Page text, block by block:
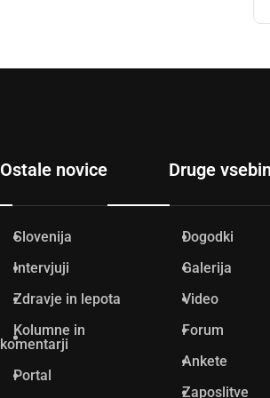
Ostale novice
Slovenija
Intervjuji
Zdravje in lepota
Kolumne in
komentarji
Portal
Druge
Dogodki
Galerija
Video
Forum
Ankete
Zaposlitve